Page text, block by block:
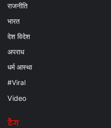
राजनीति
भारत
देश विदेश
अपराध
धर्म आस्था
#Viral
Video
टैग